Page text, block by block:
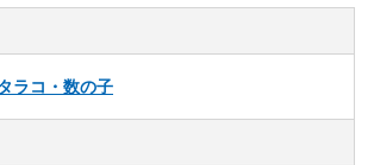
ラコ・数の子